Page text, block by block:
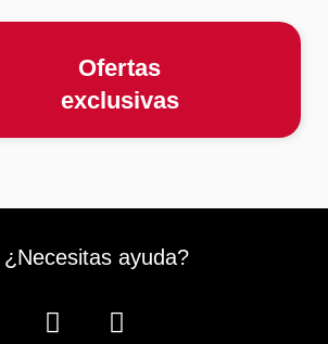
Ofertas
exclusivas
¿Necesitas ayuda?